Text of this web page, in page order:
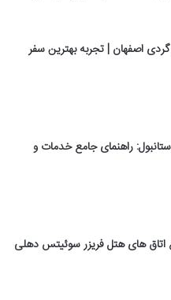
گردی اصفهان | تجربه بهترین سفر
راهنمای جامع خدمات و
اتاق های هتل فریزر سوئیتس دهلی